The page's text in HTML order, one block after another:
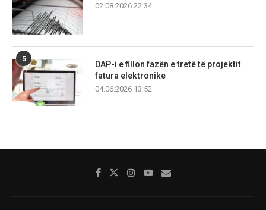
02.08.2026 22:34
5
DAP-i e fillon fazën e tretë të projektit
fatura elektronike
04.06.2026 13:52